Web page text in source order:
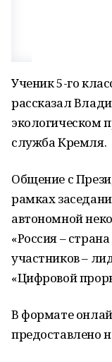
Ученик 5-го
рассказал
экологическом
служба Кремля.
Общение с
рамках
автономной
«Россия –
участников –
«Цифровой
В формате
предоставлено